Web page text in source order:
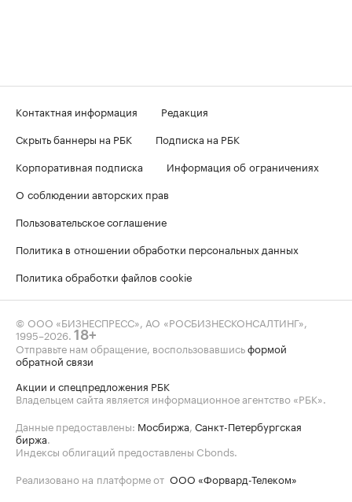
Контактная информация
Редакция
Скрыть баннеры на РБК
Подписка на РБК
Корпоративная подписка
Информация об ограничениях
О соблюдении авторских прав
Пользовательское соглашение
Политика в отношении обработки персональных данных
Политика обработки файлов cookie
© ООО «БИЗНЕСПРЕСС», АО «РОСБИЗНЕСКОНСАЛТИНГ»,
1995–2026 18+
Отправьте нам обращение, воспользовавшисьформой
обратной связи
Акции и спецпредложения РБК
Владельцем сайта является информационное агентство «РБК».
Данные предоставлены: Мосбиржа Санкт-Петербургская
биржа
Индексы облигаций предоставлены Cbonds.
Реализовано на платформе от ООО «Форвард-Телеком»